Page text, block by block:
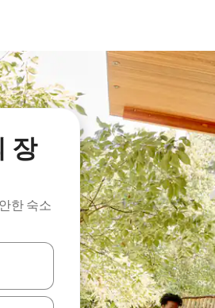
장
한 숙소
터치 또는 스와이프 동작으로 탐색하세요.